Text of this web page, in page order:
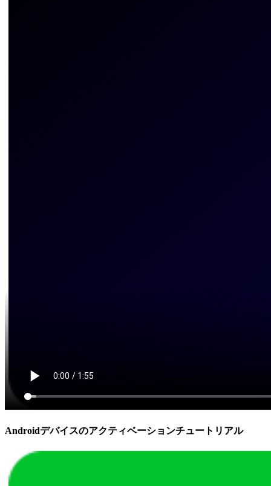
Androidデバイスのアクティベーションチュートリアル